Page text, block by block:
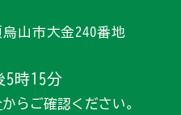
山市大金240番地
5時15分
からご確認ください。